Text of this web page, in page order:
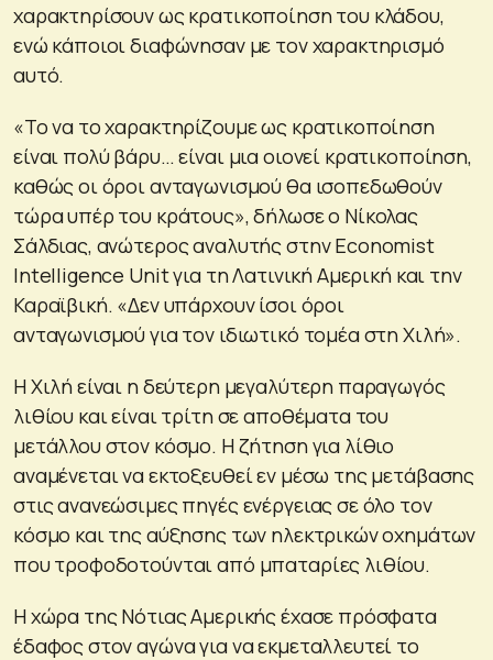
χαρακτηρίσουν ως κρατικοποίηση του κλάδου,
ενώ κάποιοι διαφώνησαν με τον χαρακτηρισμό
αυτό.
«Το να το χαρακτηρίζουμε ως κρατικοποίηση
είναι πολύ βάρυ… είναι μια οιονεί κρατικοποίηση,
καθώς οι όροι ανταγωνισμού θα ισοπεδωθούν
τώρα υπέρ του κράτους», δήλωσε ο Νίκολας
Σάλδιας, ανώτερος αναλυτής στην Economist
Intelligence Unit για τη Λατινική Αμερική και την
Καραϊβική. «Δεν υπάρχουν ίσοι όροι
ανταγωνισμού για τον ιδιωτικό τομέα στη Χιλή».
Η Χιλή είναι η δεύτερη μεγαλύτερη παραγωγός
λιθίου και είναι τρίτη σε αποθέματα του
μετάλλου στον κόσμο. Η ζήτηση για λίθιο
αναμένεται να εκτοξευθεί εν μέσω της μετάβασης
στις ανανεώσιμες πηγές ενέργειας σε όλο τον
κόσμο και της αύξησης των ηλεκτρικών οχημάτων
που τροφοδοτούνται από μπαταρίες λιθίου.
Η χώρα της Νότιας Αμερικής έχασε πρόσφατα
έδαφος στον αγώνα για να εκμεταλλευτεί το